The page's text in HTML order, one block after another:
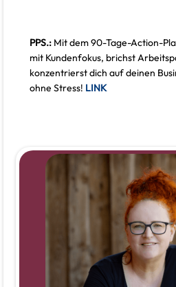
PPS.: Mit dem 90-Tage-Action-
mit Kundenfokus, brichst
konzentrierst dich auf deinen
ohne Stress! LINK